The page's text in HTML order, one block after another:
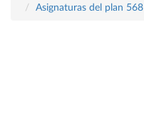
Asignaturas del plan 568